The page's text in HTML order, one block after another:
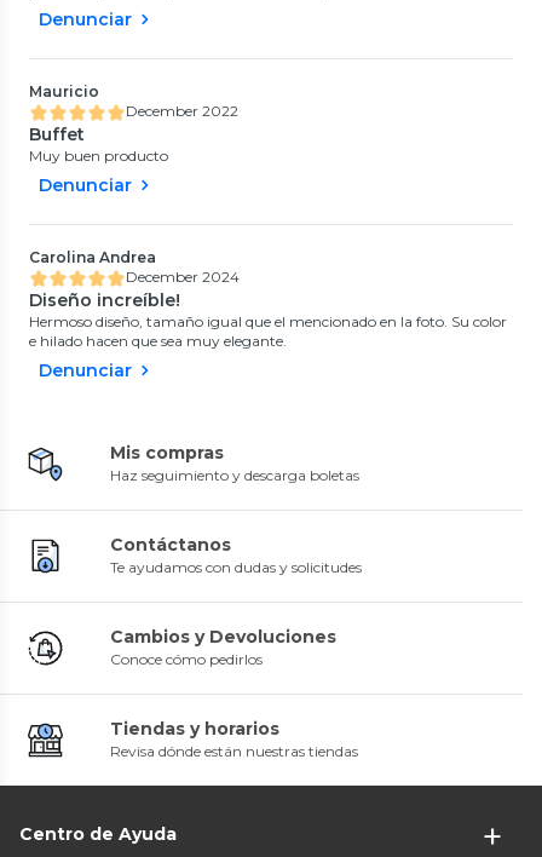
Denunciar
Mauricio
December 2022
Buffet
Muy buen producto
Denunciar
Carolina Andrea
December 2024
Diseño increíble!
Hermoso diseño, tamaño igual que el mencionado en la foto. Su color
e hilado hacen que sea muy elegante.
Denunciar
Mis compras
Haz seguimiento y descarga boletas
Contáctanos
Te ayudamos con dudas y solicitudes
Cambios y Devoluciones
Conoce cómo pedirlos
Tiendas y horarios
Revisa dónde están nuestras tiendas
Centro de Ayuda